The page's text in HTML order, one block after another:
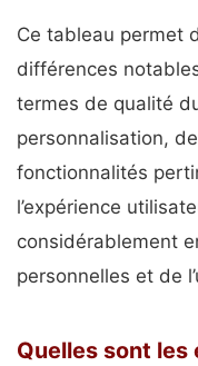
Ce tableau permet
différences
termes de qualité
personnalisation,
fonctionnalités
l’expérience
considérablement
personnelles et de
Quelles sont